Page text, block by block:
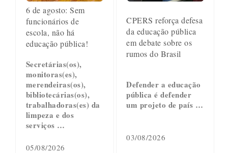
6 de agosto: Sem
funcionários de
escola, não há
educação pública!
Secretárias(os),
monitoras(es),
merendeiras(os),
bibliotecárias(os),
trabalhadoras(es) da
limpeza e dos
serviços …
05/08/2026
CPERS reforça defesa
da educação pública
em debate sobre os
rumos do Brasil
Defender a educação
pública é defender
um projeto de país …
03/08/2026